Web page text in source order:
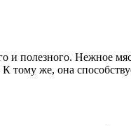
и полезного. Нежное
тому же, она